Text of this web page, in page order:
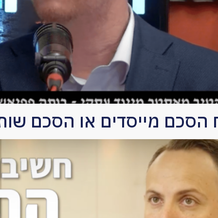
הסכם מייסדים או הסכם